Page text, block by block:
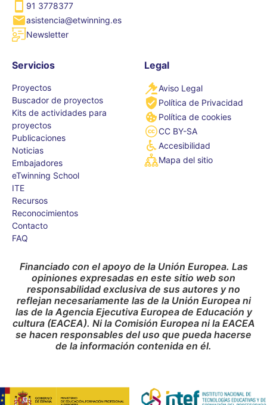
91 3778377
asistencia@etwinning.es
Newsletter
Servicios
Proyectos
Buscador de proyectos
Kits de actividades para
proyectos
Publicaciones
Noticias
Embajadores
eTwinning School
ITE
Recursos
Reconocimientos
Contacto
FAQ
Legal
Aviso Legal
Política de Privacidad
Política de cookies
CC BY-SA
Accesibilidad
Mapa del sitio
Financiado con el apoyo de la Unión Europea. Las
opiniones expresadas en este sitio web son
responsabilidad exclusiva de sus autores y no
reflejan necesariamente las de la Unión Europea ni
las de la Agencia Ejecutiva Europea de Educación y
cultura (EACEA). Ni la Comisión Europea ni la EACEA
se hacen responsables del uso que pueda hacerse
de la información contenida en él.